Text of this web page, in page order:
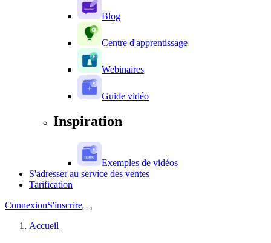
Blog
Centre d'apprentissage
Webinaires
Guide vidéo
Inspiration
Exemples de vidéos
S'adresser au service des ventes
Tarification
ConnexionS'inscrire
Accueil